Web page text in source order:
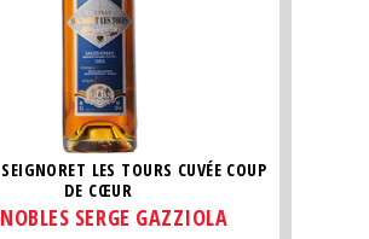
LES TOURS CUVÉE COUP
DE CŒUR
SERGE GAZZIOLA